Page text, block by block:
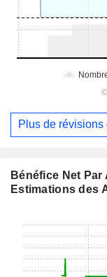
Plus de révisions
Bénéfice Net
Estimations des